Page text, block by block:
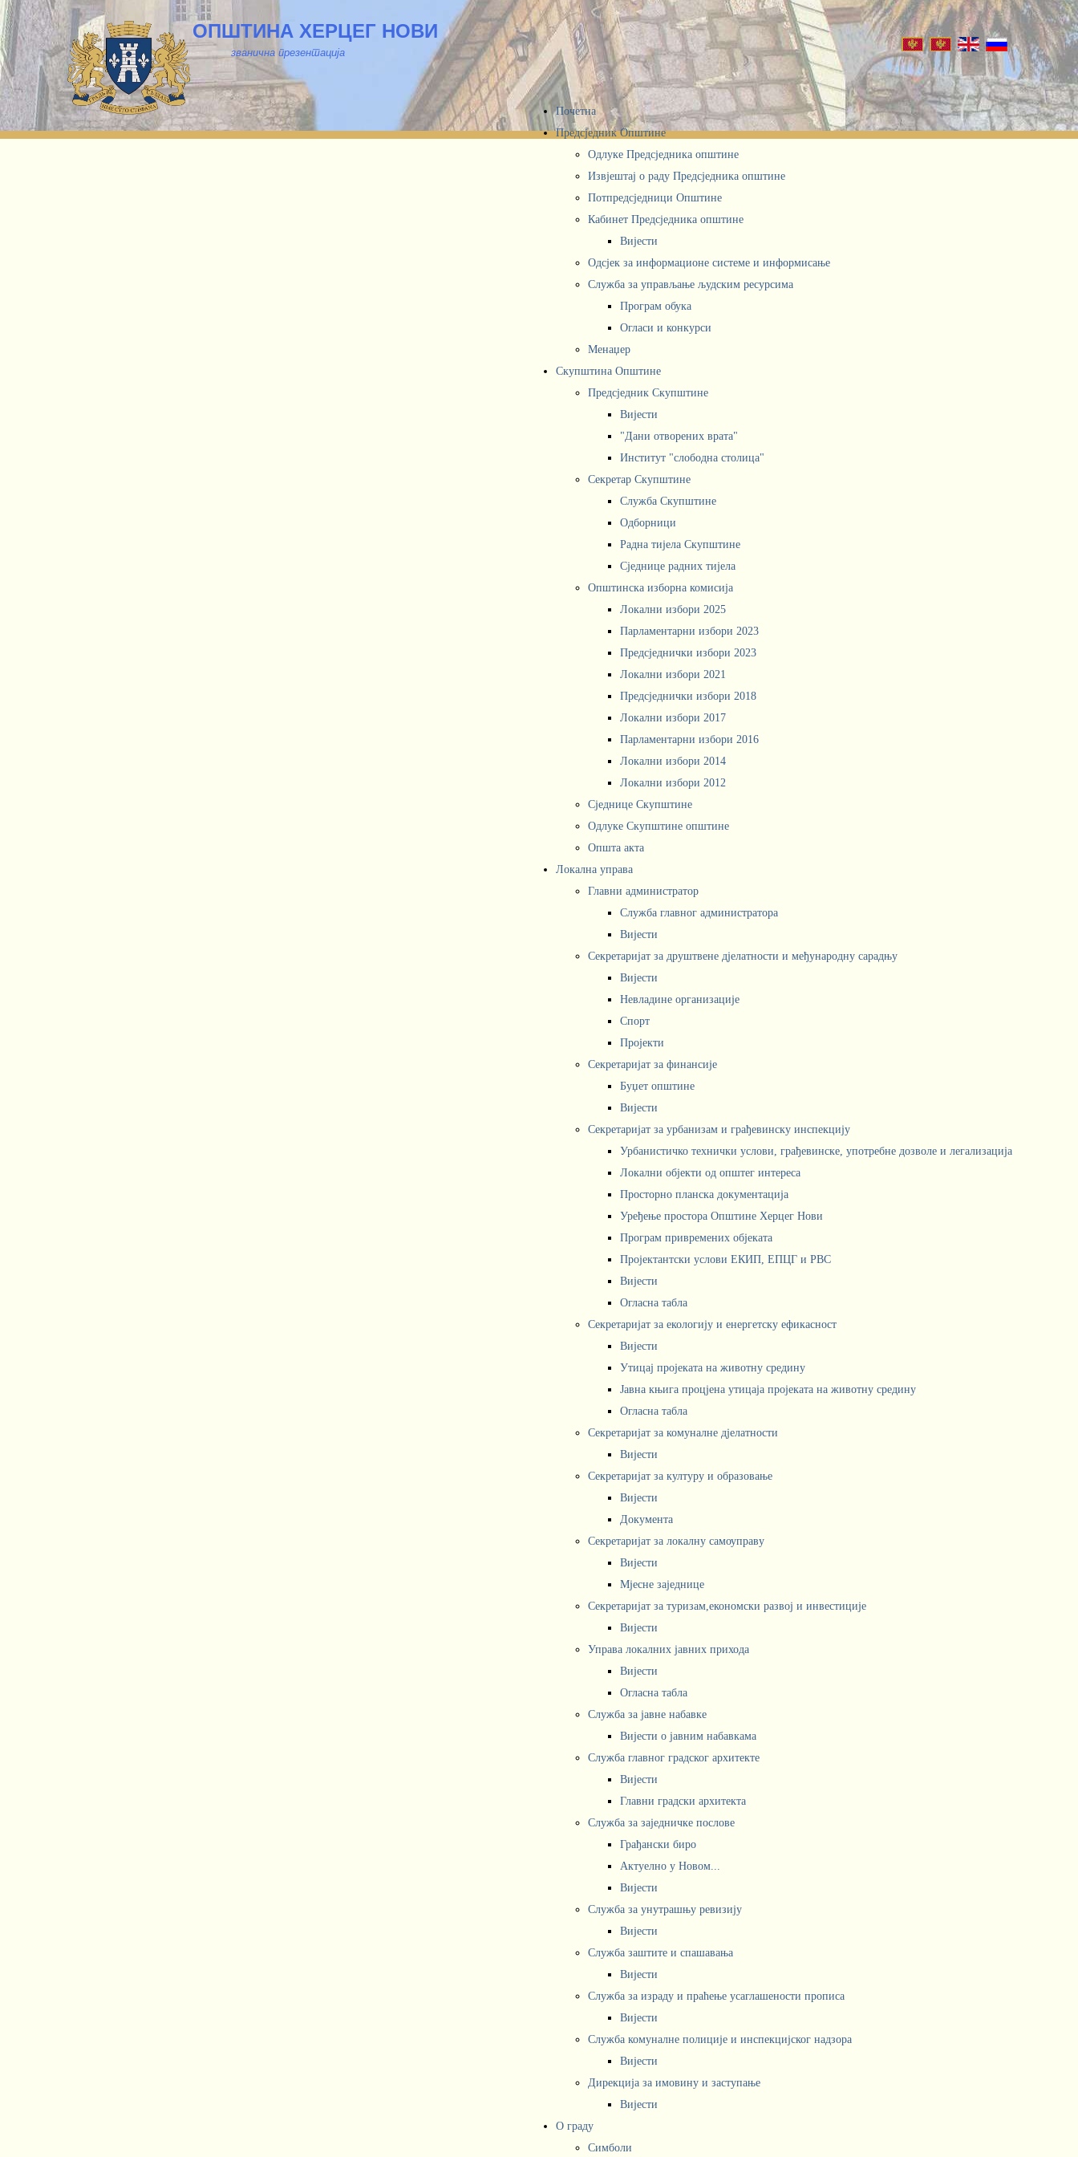
ОПШТИНА ХЕРЦЕГ НОВИ
званична презентација
Почетна
Предсједник Општине
Одлуке Предсједника општине
Извјештај о раду Предсједника општине
Потпредсједници Општине
Кабинет Предсједника oпштине
Вијести
Одсјек за информационе системе и информисање
Служба за управљање људским ресурсима
Програм обука
Огласи и конкурси
Менаџер
Скупштина Општине
Предсједник Скупштине
Вијести
"Дани отворених врата"
Институт "слободна столица"
Секретар Скупштине
Служба Скупштине
Одборници
Радна тијела Скупштине
Сједнице радних тијела
Општинска изборна комисија
Локални избори 2025
Парламентарни избори 2023
Предсједнички избори 2023
Локални избори 2021
Предсједнички избори 2018
Локални избори 2017
Парламентарни избори 2016
Локални избори 2014
Локални избори 2012
Сједнице Скупштине
Одлуке Скупштине општине
Општа акта
Локална управа
Главни администратор
Служба главног администратора
Вијести
Секретаријат за друштвене дјелатности и међународну сарадњу
Вијести
Невладине организације
Спорт
Пројекти
Секретаријат за финансије
Буџет општине
Вијести
Секретаријат за урбанизам и грађевинску инспекцију
Урбанистичко технички услови, грађевинске, употребне дозволе и легализација
Локални објекти од општег интереса
Просторно планска документација
Уређење простора Општине Херцег Нови
Програм привремених објеката
Пројектантски услови ЕКИП, ЕПЦГ и РВС
Вијести
Огласна табла
Секретаријат за екологију и енергетску ефикасност
Вијести
Утицај пројеката на животну средину
Јавна књига процјена утицаја пројеката на животну средину
Огласна табла
Секретаријат за комуналне дјелатности
Вијести
Секретаријат за културу и образовање
Вијести
Документа
Секретаријат за локалну самоуправу
Вијести
Мјесне заједнице
Секретаријат за туризам,економски развој и инвестиције
Вијести
Управа локалних јавних прихода
Вијести
Огласна табла
Служба за јавне набавке
Вијести о јавним набавкама
Служба главног градског архитекте
Вијести
Главни градски архитекта
Служба за заједничке послове
Грађански биро
Актуелно у Новом...
Вијести
Служба за унутрашњу ревизију
Вијести
Служба заштите и спашавања
Вијести
Служба за израду и праћење усаглашености прописа
Вијести
Служба комуналне полиције и инспекцијског надзора
Вијести
Дирекција за имовину и заступање
Вијести
О граду
Симболи